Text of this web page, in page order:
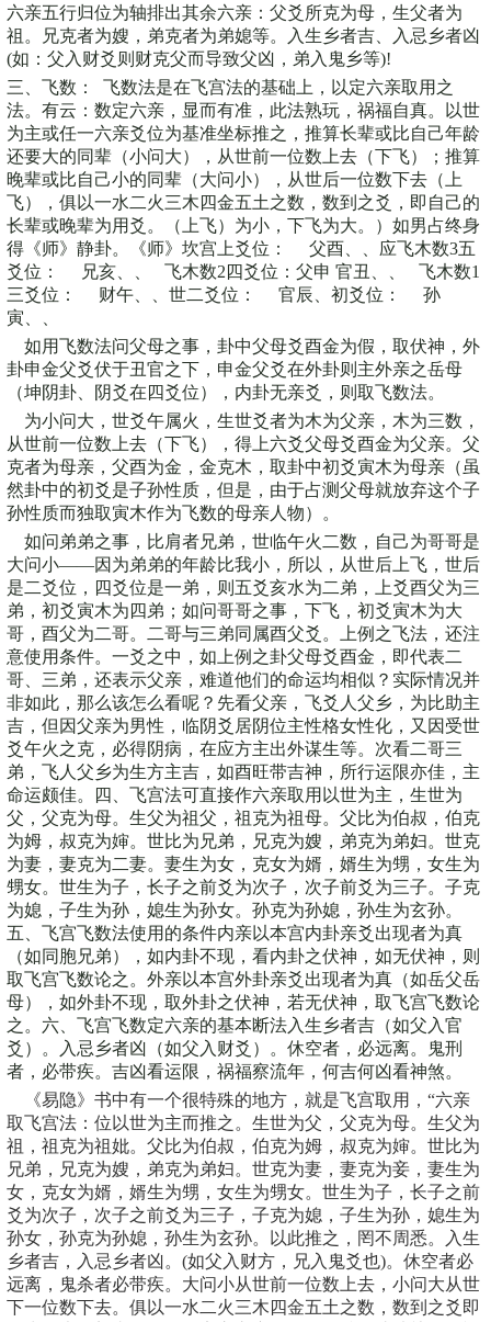
六亲五行归位为轴排出其余六亲：父爻所克为母，生父者为
祖。兄克者为嫂，弟克者为弟媳等。入生乡者吉、入忌乡者凶
(如：父入财爻则财克父而导致父凶，弟入鬼乡等)!
三、飞数： 飞数法是在飞宫法的基础上，以定六亲取用之
法。有云：数定六亲，显而有准，此法熟玩，祸福自真。以世
为主或任一六亲爻位为基准坐标推之，推算长辈或比自己年龄
还要大的同辈（小问大），从世前一位数上去（下飞）；推算
晚辈或比自己小的同辈（大问小），从世后一位数下去（上
飞），俱以一水二火三木四金五土之数，数到之爻，即自己的
长辈或晚辈为用爻。（上飞）为小，下飞为大。）如男占终身
得《师》静卦。《师》坎宫上爻位： 父酉、、应飞木数3五
爻位： 兄亥、、 飞木数2四爻位：父申 官丑、、 飞木数1
三爻位： 财午、、世二爻位： 官辰、初爻位： 孙
寅、、
如用飞数法问父母之事，卦中父母爻酉金为假，取伏神，外
卦申金父爻伏于丑官之下，申金父爻在外卦则主外亲之岳母
（坤阴卦、阴爻在四爻位），内卦无亲爻，则取飞数法。
为小问大，世爻午属火，生世爻者为木为父亲，木为三数，
从世前一位数上去（下飞），得上六爻父母爻酉金为父亲。父
克者为母亲，父酉为金，金克木，取卦中初爻寅木为母亲（虽
然卦中的初爻是子孙性质，但是，由于占测父母就放弃这个子
孙性质而独取寅木作为飞数的母亲人物）。
如问弟弟之事，比肩者兄弟，世临午火二数，自己为哥哥是
大问小——因为弟弟的年龄比我小，所以，从世后上飞，世后
是二爻位，四爻位是一弟，则五爻亥水为二弟，上爻酉父为三
弟，初爻寅木为四弟；如问哥哥之事，下飞，初爻寅木为大
哥，酉父为二哥。二哥与三弟同属酉父爻。上例之飞法，还注
意使用条件。一爻之中，如上例之卦父母爻酉金，即代表二
哥、三弟，还表示父亲，难道他们的命运均相似？实际情况并
非如此，那么该怎么看呢？先看父亲，飞爻人父乡，为比助主
吉，但因父亲为男性，临阴爻居阴位主性格女性化，又因受世
爻午火之克，必得阴病，在应方主出外谋生等。次看二哥三
弟，飞人父乡为生方主吉，如酉旺带吉神，所行运限亦佳，主
命运颇佳。四、飞宫法可直接作六亲取用以世为主，生世为
父，父克为母。生父为祖父，祖克为祖母。父比为伯叔，伯克
为姆，叔克为婶。世比为兄弟，兄克为嫂，弟克为弟妇。世克
为妻，妻克为二妻。妻生为女，克女为婿，婿生为甥，女生为
甥女。世生为子，长子之前爻为次子，次子前爻为三子。子克
为媳，子生为孙，媳生为孙女。孙克为孙媳，孙生为玄孙。
五、飞宫飞数法使用的条件内亲以本宫内卦亲爻出现者为真
（如同胞兄弟），如内卦不现，看内卦之伏神，如无伏神，则
取飞宫飞数论之。外亲以本宫外卦亲爻出现者为真（如岳父岳
母），如外卦不现，取外卦之伏神，若无伏神，取飞宫飞数论
之。六、飞宫飞数定六亲的基本断法入生乡者吉（如父入官
爻）。入忌乡者凶（如父入财爻）。休空者，必远离。鬼刑
者，必带疾。吉凶看运限，祸福察流年，何吉何凶看神煞。
《易隐》书中有一个很特殊的地方，就是飞宫取用，“六亲
取飞宫法：位以世为主而推之。生世为父，父克为母。生父为
祖，祖克为祖妣。父比为伯叔，伯克为姆，叔克为婶。世比为
兄弟，兄克为嫂，弟克为弟妇。世克为妻，妻克为妾，妻生为
女，克女为婿，婿生为甥，女生为甥女。世生为子，长子之前
爻为次子，次子之前爻为三子，子克为媳，子生为孙，媳生为
孙女，孙克为孙媳，孙生为玄孙。以此推之，罔不周悉。入生
乡者吉，入忌乡者凶。(如父入财方，兄入鬼爻也)。休空者必
远离，鬼杀者必带疾。大问小从世前一位数上去，小问大从世
下一位数下去。俱以一水二火三木四金五土之数，数到之爻即